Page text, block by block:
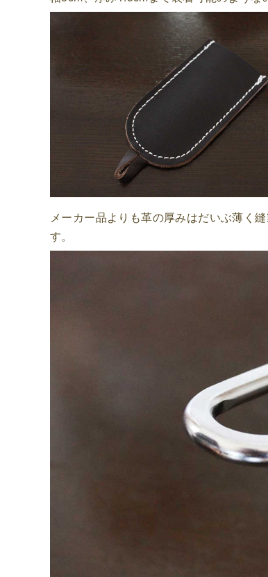
メーカー品よりも革の厚みはだいぶ薄く
す。